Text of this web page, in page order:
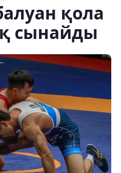
қола
сынайды